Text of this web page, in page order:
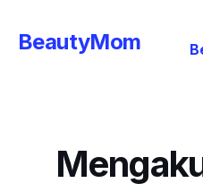
BeautyMom